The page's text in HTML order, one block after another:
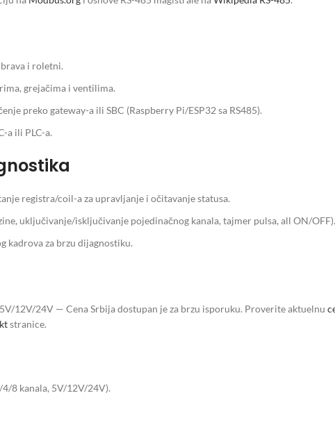
i roletni.
grejačima i ventilima.
preko gateway-a ili SBC (Raspberry Pi/ESP32 sa RS485).
a ili PLC-a.
registra/coil-a za upravljanje i očitavanje statusa.
uključivanje/isključivanje pojedinačnog kanala, tajmer pulsa, all ON/OFF).
kadrova za brzu dijagnostiku.
12V/24V — Cena Srbija dostupan je za brzu isporuku. Proverite aktuelnu
stranice.
8 kanala, 5V/12V/24V).